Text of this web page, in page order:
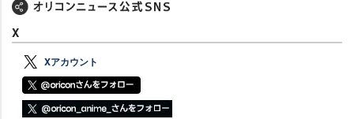
X
Xアカウント